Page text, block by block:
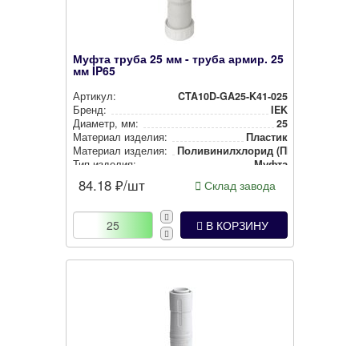
Муфта труба 25 мм - труба армир. 25
мм IP65
Артикул:
CTA10D-GA25-K41-025
Бренд:
IEK
Диаметр, мм:
25
Материал изделия:
Пластик
Материал изделия:
Поли­ви­нил­хло­рид (ПВХ)
Тип изделия:
Муфта
Степень защиты:
Цвет:
Серый
84.18 ₽/шт Склад завода
В КОРЗИНУ